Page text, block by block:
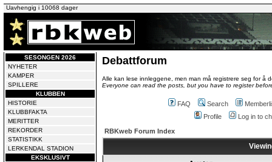
Uavhengig i 10068 dager
SESONGEN 2026
NYHETER
KAMPER
SPILLERE
KLUBBEN
HISTORIE
KLUBBFAKTA
MERITTER
REKORDER
STATISTIKK
LERKENDAL STADION
EKSKLUSIVT
Debattforum
Alle kan lese innleggene, men man må registrere seg for å
Everyone can read the posts, but you have to register
FAQ Search
Profile
Log in to
RBKweb Forum Index